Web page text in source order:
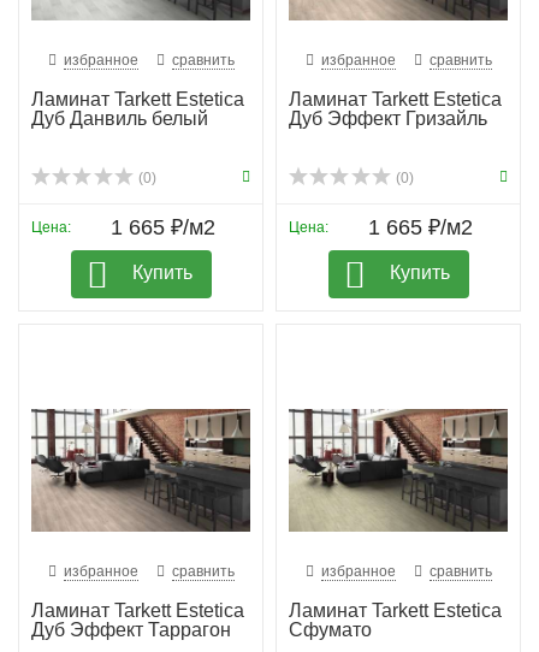
избранное сравнить
Ламинат Tarkett Estetica
Дуб Данвиль белый
(0)
Цена: 1 665 ₽/м2
Купить
избранное сравнить
Ламинат Tarkett Estetica
Дуб Эффект Гризайль
(0)
Цена: 1 665 ₽/м2
Купить
избранное сравнить
Ламинат Tarkett Estetica
Дуб Эффект Таррагон
избранное сравнить
Ламинат Tarkett Estetica
Сфумато